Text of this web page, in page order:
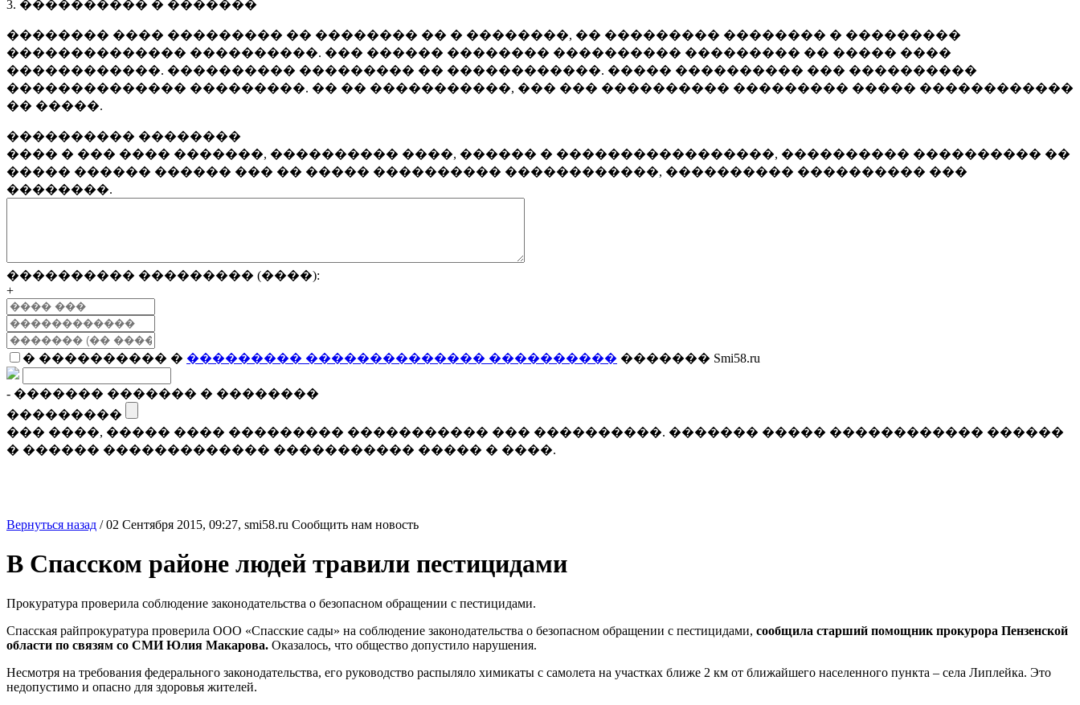
3. ���������� � �������
�������� ���� ��������� �� �������� �� � ��������, �� ��������� �������� � ���������
�������������� ����������. ��� ������ �������� ���������� ��������� �� ����� ����
������������. ���������� ��������� �� ������������. ����� ���������� ��� ����������
�������������� ���������. �� �� �����������, ��� ��� ���������� ��������� ����� ������������
�� �����.
���������� ��������
���� � ��� ���� �������, ���������� ����, ������ � �����������������, ���������� ���������� ��
����� ������ ������ ��� �� ����� ���������� ������������, ���������� ���������� ���
��������.
���������� ��������� (����):
+
� ���������� � ��������� �������������� ���������� ������� Smi58.ru
- ������� ������� � ��������
���������
��� ����, ����� ���� ��������� ����������� ��� ����������. ������� ����� ������������ ������
� ������ ������������� ����������� ����� � ����.
Вернуться назад /02 Сентября 2015, 09:27, smi58.ru Сообщить нам новость
В Спасском районе людей травили пестицидами
Прокуратура проверила соблюдение законодательства о безопасном обращении с пестицидами.
Спасская райпрокуратура проверила ООО «Спасские сады» на соблюдение законодательства о безопасном обращении с пестицидами, сообщила старший помощник прокурора Пензенской
области по связям со СМИ Юлия Макарова. Оказалось, что общество допустило нарушения.
Несмотря на требования федерального законодательства, его руководство распыляло химикаты с самолета на участках ближе 2 км от ближайшего населенного пункта – села Липлейка. Это
недопустимо и опасно для здоровья жителей.